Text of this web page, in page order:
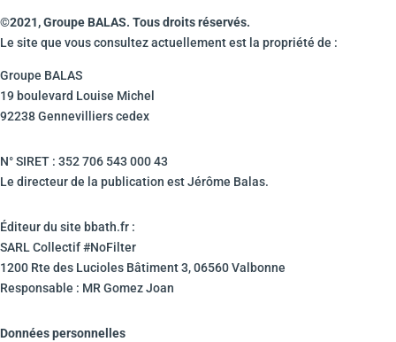
©2021, Groupe BALAS. Tous droits réservés.
Le site que vous consultez actuellement est la propriété de :
Groupe BALAS
19 boulevard Louise Michel
92238 Gennevilliers cedex
N° SIRET : 352 706 543 000 43
Le directeur de la publication est Jérôme Balas.
Éditeur du site bbath.fr :
SARL Collectif #NoFilter
1200 Rte des Lucioles Bâtiment 3, 06560 Valbonne
Responsable : MR Gomez Joan
Données personnelles